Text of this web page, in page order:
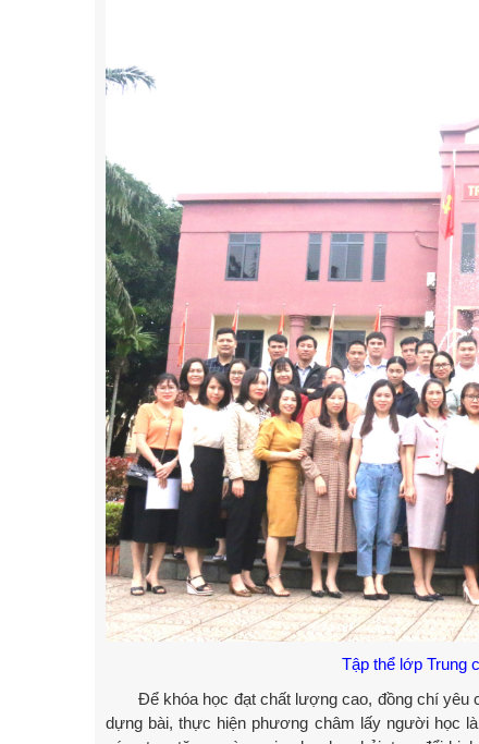
Tập thể lớp Trung
Để khóa học đạt chất lượng cao, đồng chí yêu
dựng bài, thực hiện phương châm lấy người học